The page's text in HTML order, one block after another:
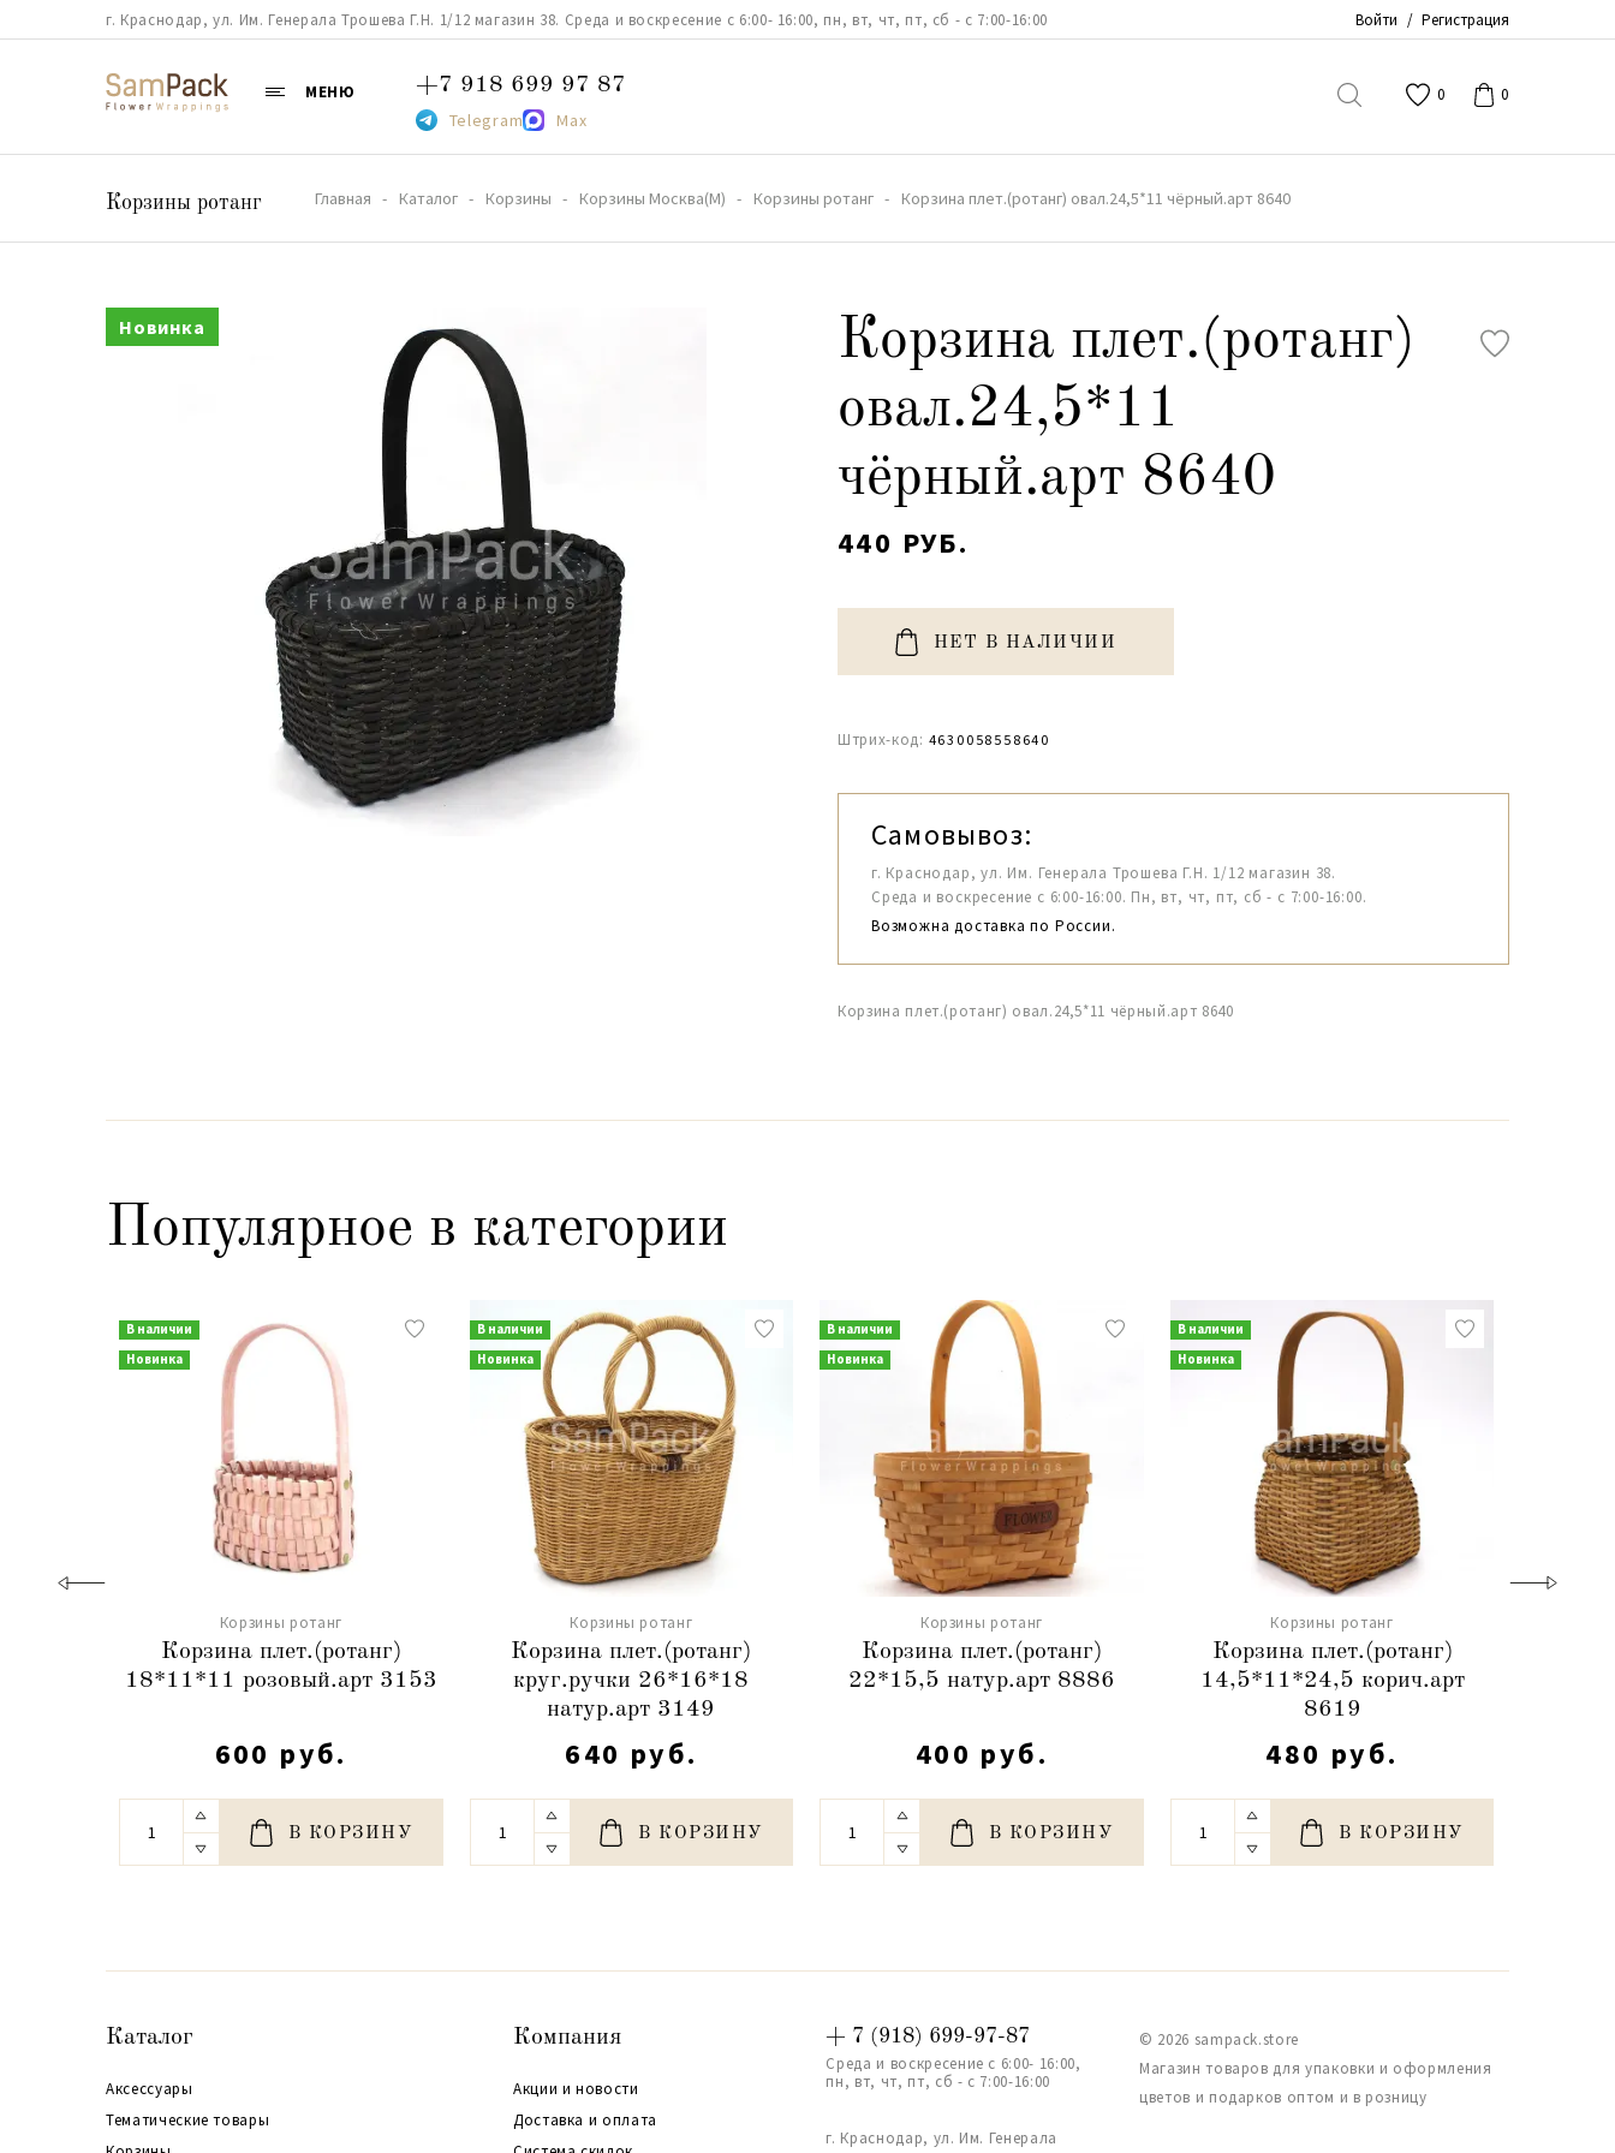
г. Краснодар, ул. Им. Генерала Трошева Г.Н. 1/12 магазин 38. Среда и воскресение с 6:00- 16:00, пн, вт, чт, пт, сб - с 7:00-16:00 Войти / Регистрация
МЕНЮ +7 918 699 97 87
Telegram Max
0 0
Корзины ротанг Главная Каталог Корзины Корзины Москва(М) Корзины ротанг Корзина плет.(ротанг) овал.24,5*11 чёрный.арт 8640
Новинка
Корзина плет.(ротанг)
овал.24,5*11
чёрный.арт 8640
440 РУБ.
НЕТ В НАЛИЧИИ
Штрих-код: 4630058558640
Самовывоз:
г. Краснодар, ул. Им. Генерала Трошева Г.Н. 1/12 магазин 38.
Среда и воскресение с 6:00-16:00. Пн, вт, чт, пт, сб - с 7:00-16:00.
Возможна доставка по России.
Корзина плет.(ротанг) овал.24,5*11 чёрный.арт 8640
Популярное в категории
В наличии
Новинка
Корзины ротанг
Корзина плет.(ротанг)
18*11*11 розовый.арт 3153
600 руб.
В КОРЗИНУ
В наличии
Новинка
Корзины ротанг
Корзина плет.(ротанг)
круг.ручки 26*16*18
натур.арт 3149
640 руб.
В КОРЗИНУ
В наличии
Новинка
Корзины ротанг
Корзина плет.(ротанг)
22*15,5 натур.арт 8886
400 руб.
В КОРЗИНУ
В наличии
Новинка
Корзины ротанг
Корзина плет.(ротанг)
14,5*11*24,5 корич.арт
8619
480 руб.
В КОРЗИНУ
Каталог
Аксессуары
Тематические товары
Компания
Акции и новости
Доставка и оплата
+ 7 (918) 699-97-87
Среда и воскресение с 6:00- 16:00,
пн, вт, чт, пт, сб - с 7:00-16:00
г. Краснодар, ул. Им. Генерала
© 2026 sampack.store
Магазин товаров для упаковки и оформления
цветов и подарков оптом и в розницу